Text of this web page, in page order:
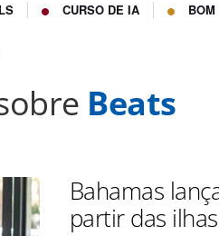
CURSO DE IA
Beats
Bahamas
partir das ilhas